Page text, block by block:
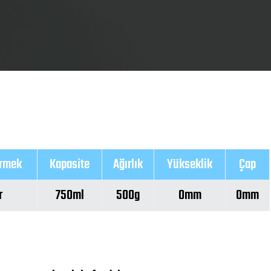
Kapasite Ağırlık Yükseklik
Çap
750ml 500g 0mm 0mm